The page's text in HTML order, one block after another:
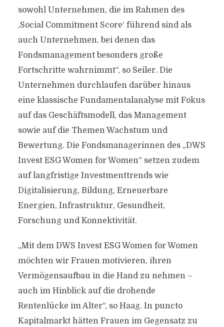
sowohl Unternehmen, die im Rahmen des
,Social Commitment Score‘ führend sind als
auch Unternehmen, bei denen das
Fondsmanagement besonders große
Fortschritte wahrnimmt“, so Seiler. Die
Unternehmen durchlaufen darüber hinaus
eine klassische Fundamentalanalyse mit Fokus
auf das Geschäftsmodell, das Management
sowie auf die Themen Wachstum und
Bewertung. Die Fondsmanagerinnen des „DWS
Invest ESG Women for Women“ setzen zudem
auf langfristige Investmenttrends wie
Digitalisierung, Bildung, Erneuerbare
Energien, Infrastruktur, Gesundheit,
Forschung und Konnektivität.
„Mit dem DWS Invest ESG Women for Women
möchten wir Frauen motivieren, ihren
Vermögensaufbau in die Hand zu nehmen –
auch im Hinblick auf die drohende
Rentenlücke im Alter“, so Haag. In puncto
Kapitalmarkt hätten Frauen im Gegensatz zu